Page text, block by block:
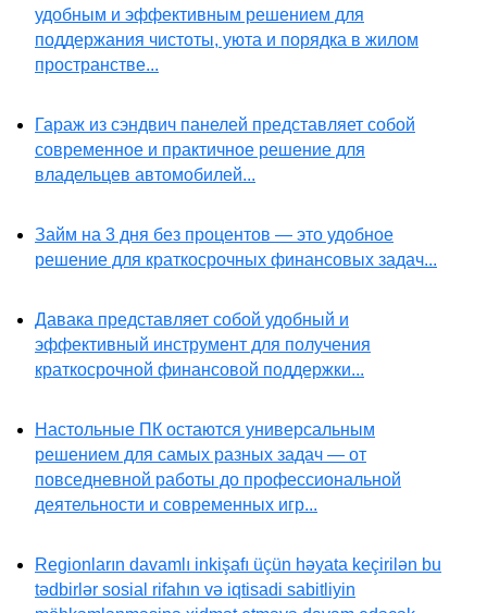
удобным и эффективным решением для
поддержания чистоты, уюта и порядка в жилом
пространстве...
Гараж из сэндвич панелей представляет собой
современное и практичное решение для
владельцев автомобилей...
Займ на 3 дня без процентов — это удобное
решение для краткосрочных финансовых задач...
Давака представляет собой удобный и
эффективный инструмент для получения
краткосрочной финансовой поддержки...
Настольные ПК остаются универсальным
решением для самых разных задач — от
повседневной работы до профессиональной
деятельности и современных игр...
Regionların davamlı inkişafı üçün həyata keçirilən bu
tədbirlər sosial rifahın və iqtisadi sabitliyin